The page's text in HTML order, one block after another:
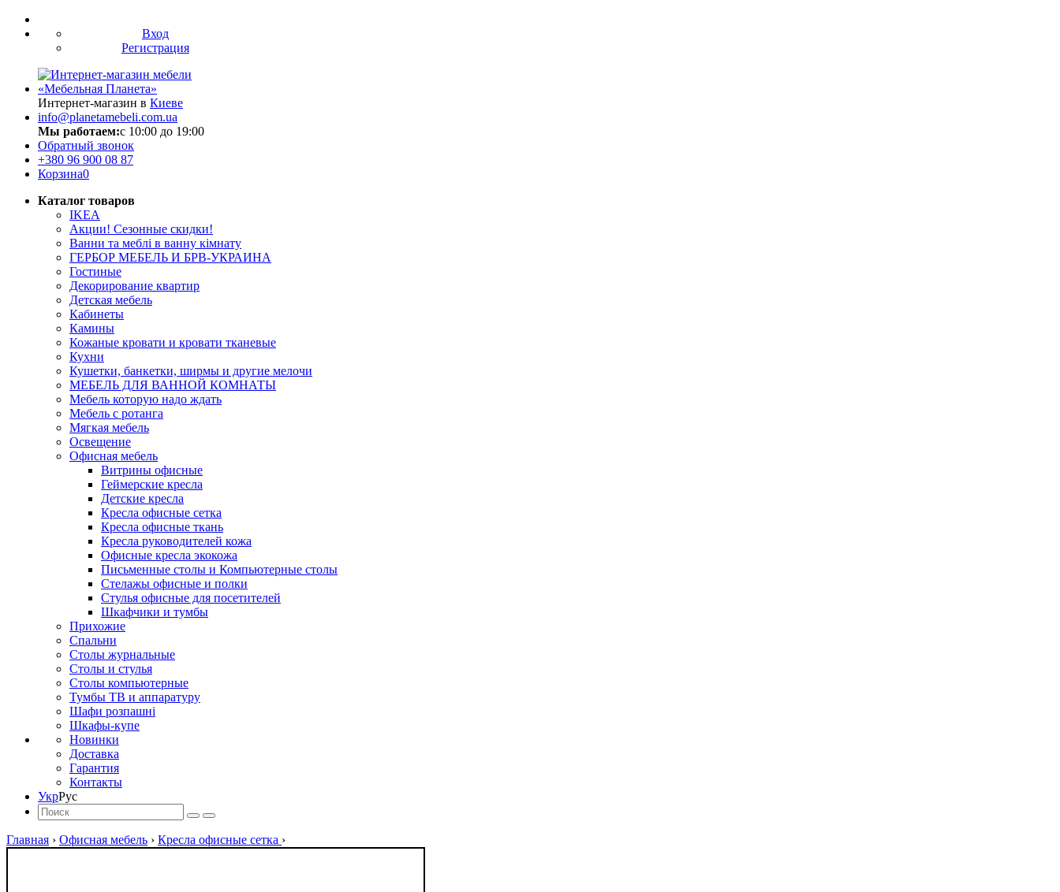
Вход
Регистрация
Интернет-магазин в Киеве
info@planetamebeli.com.ua
Мы работаем:с 10:00 до 19:00
Обратный звонок
+380 96 900 08 87
Корзина0
Каталог товаров
IKEA
Акции! Сезонные скидки!
Ванни та меблі в ванну кімнату
ГЕРБОР МЕБЕЛЬ И БРВ-УКРАИНА
Гостиные
Декорирование квартир
Детская мебель
Кабинеты
Камины
Кожаные кровати и кровати тканевые
Кухни
Кушетки, банкетки, ширмы и другие мелочи
МЕБЕЛЬ ДЛЯ ВАННОЙ КОМНАТЫ
Мебель которую надо ждать
Мебель с ротанга
Мягкая мебель
Освещение
Офисная мебель
Витрины офисные
Геймерские кресла
Детские кресла
Кресла офисные сетка
Кресла офисные ткань
Кресла руководителей кожа
Офисные кресла экокожа
Письменные столы и Компьютерные столы
Стелажы офисные и полки
Стулья офисные для посетителей
Шкафчики и тумбы
Прихожие
Спальни
Столы журнальные
Столы и стулья
Столы компьютерные
Тумбы ТВ и аппаратуру
Шафи розпашні
Шкафы-купе
Новинки
Доставка
Гарантия
Контакты
УкрРус
Главная › Офисная мебель › Кресла офисные сетка ›